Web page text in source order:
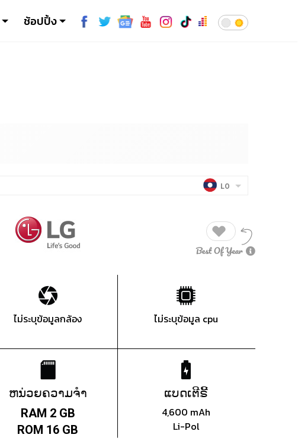
ช้อปปิ้ง
LO
ไม่ระบุข้อมูลกล้อง ไม่ระบุข้อมูล cpu
ຫນ່ວຍຄວາມຈຳ
RAM 2 GB
ROM 16 GB
ແບດເຕີຣີ້
4,600 mAh
Li-Pol